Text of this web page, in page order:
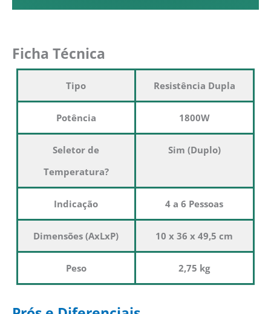
Ficha Técnica
Tipo Resistência Dupla
Potência 1800W
Seletor de
Temperatura?
Sim (Duplo)
Indicação 4 a 6 Pessoas
Dimensões (AxLxP) 10 x 36 x 49,5 cm
Peso 2,75 kg